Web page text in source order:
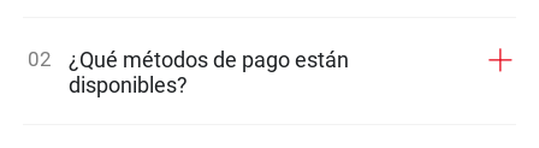
02
¿Qué métodos de pago están
disponibles?